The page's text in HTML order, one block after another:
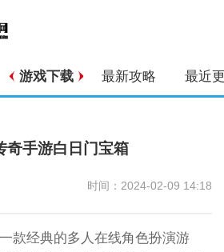
游戏下载 最新攻略 最近
奇手游白日门宝箱
时间：2024-02-09 14:18
款经典的多人在线角色扮演游